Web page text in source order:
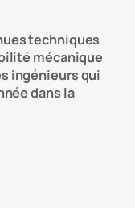
techniques
mécanique
ingénieurs qui
dans la